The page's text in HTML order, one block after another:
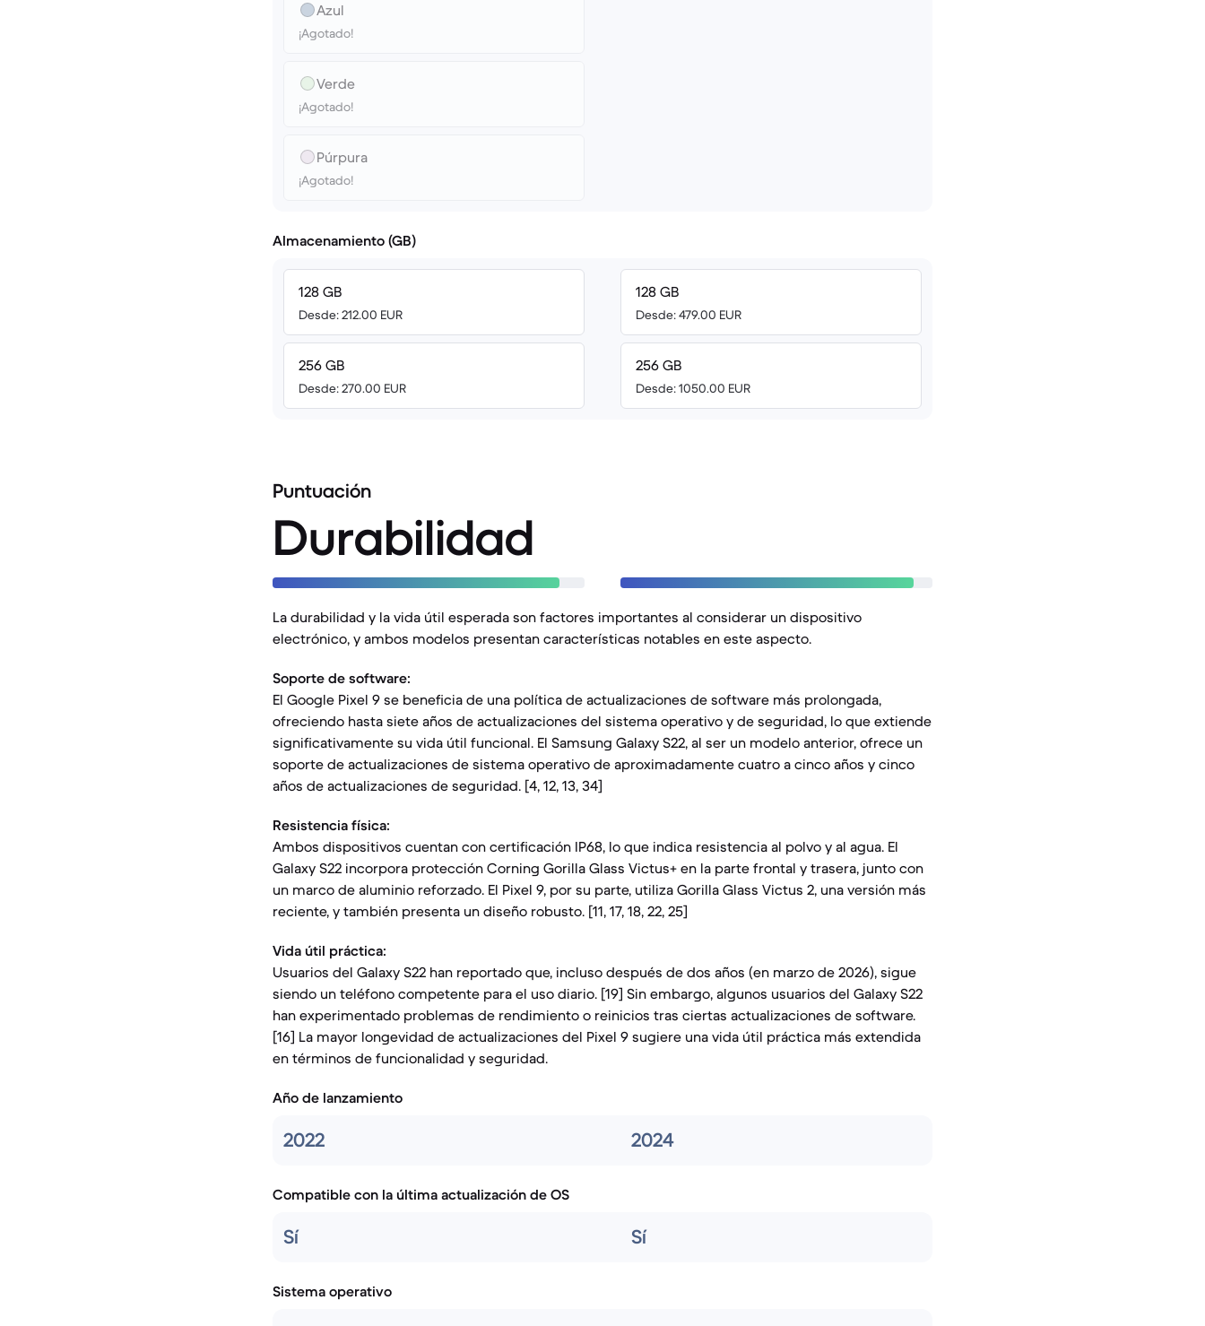
Azul
¡Agotado!
Verde
¡Agotado!
Púrpura
¡Agotado!
Almacenamiento (GB)
128 GB
Desde: 212.00 EUR
256 GB
Desde: 270.00 EUR
128 GB
Desde: 479.00 EUR
256 GB
Desde: 1050.00 EUR
Puntuación
Durabilidad
La durabilidad y la vida útil esperada son factores importantes al considerar un dispositivo
electrónico, y ambos modelos presentan características notables en este aspecto.
Soporte de software:
El Google Pixel 9 se beneficia de una política de actualizaciones de software más prolongada,
ofreciendo hasta siete años de actualizaciones del sistema operativo y de seguridad, lo que extiende
significativamente su vida útil funcional. El Samsung Galaxy S22, al ser un modelo anterior, ofrece un
soporte de actualizaciones de sistema operativo de aproximadamente cuatro a cinco años y cinco
años de actualizaciones de seguridad. [4, 12, 13, 34]
Resistencia física:
Ambos dispositivos cuentan con certificación IP68, lo que indica resistencia al polvo y al agua. El
Galaxy S22 incorpora protección Corning Gorilla Glass Victus+ en la parte frontal y trasera, junto con
un marco de aluminio reforzado. El Pixel 9, por su parte, utiliza Gorilla Glass Victus 2, una versión más
reciente, y también presenta un diseño robusto. [11, 17, 18, 22, 25]
Vida útil práctica:
Usuarios del Galaxy S22 han reportado que, incluso después de dos años (en marzo de 2026), sigue
siendo un teléfono competente para el uso diario. [19] Sin embargo, algunos usuarios del Galaxy S22
han experimentado problemas de rendimiento o reinicios tras ciertas actualizaciones de software.
[16] La mayor longevidad de actualizaciones del Pixel 9 sugiere una vida útil práctica más extendida
en términos de funcionalidad y seguridad.
Año de lanzamiento
2022 2024
Compatible con la última actualización de OS
Sí Sí
Sistema operativo